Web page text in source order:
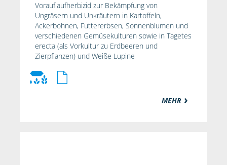
Vorauflaufherbizid zur Bekämpfung von
Ungräsern und Unkräutern in Kartoffeln,
Ackerbohnen, Futtererbsen, Sonnenblumen und
verschiedenen Gemüsekulturen sowie in Tagetes
erecta (als Vorkultur zu Erdbeeren und
Zierpflanzen) und Weiße Lupine
MEHR